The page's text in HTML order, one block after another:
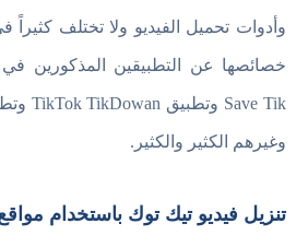
وأدوات تحميل الفيديو ولا تختلف كثيراً
خصائصها عن التطبيقين المذكورين في
وغيرهم الكثير والكثير.
تنزيل فيديو تيك توك باستخدام